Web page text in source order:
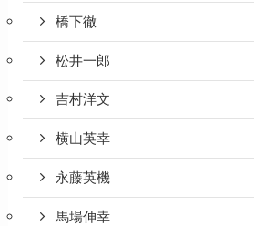
橋下徹
松井一郎
吉村洋文
横山英幸
永藤英機
馬場伸幸